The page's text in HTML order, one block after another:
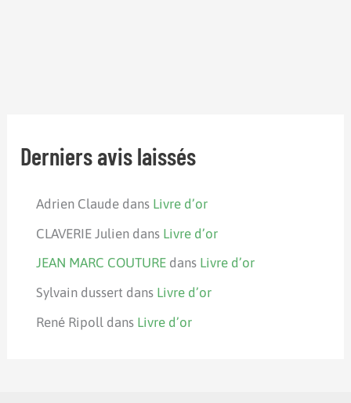
Derniers avis laissés
Adrien Claude dans Livre d’or
CLAVERIE Julien dans Livre d’or
JEAN MARC COUTURE dans Livre d’or
Sylvain dussert dans Livre d’or
René Ripoll dans Livre d’or